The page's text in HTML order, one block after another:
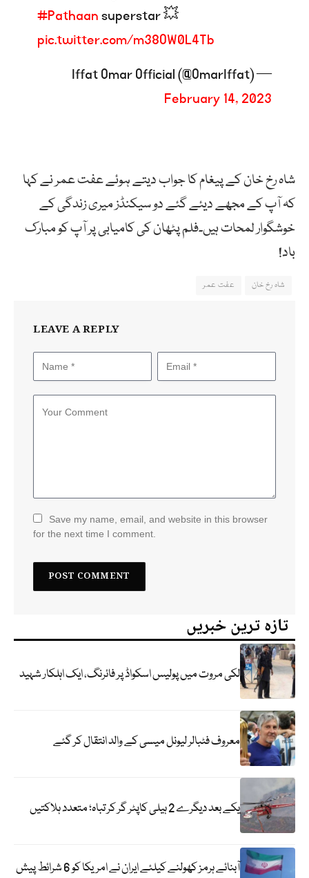
#Pathaansuperstar 💥
pic.twitter.com/m38OW0L4Tb
— Iffat Omar Official (@OmarIffat)
February 14, 2023
شاہ رخ خان کے پیغام کا جواب دیتے ہوئے عفت عمر نے کہا
کہ آپ کے مجھے دیئے گئے دو سیکنڈز میری زندگی کے
خوشگوار لمحات ہیں۔فلم پٹھان کی کامیابی پر آپ کو مبارک
باد!
شاہ رخ خان عفت عمر
LEAVE A REPLY
Save my name, email, and website in this browser
for the next time I comment.
تازہ ترین خبریں
لکی مروت میں پولیس اسکواڈ پر فائرنگ، ایک اہلکار شہید
معروف فٹبالر لیونل میسی کے والد انتقال کر گئے
یکے بعد دیگرے 2 ہیلی کاپٹر گر کر تباہ؛ متعدد ہلاکتیں
آبنائے ہرمز کھولنے کیلئے ایران نے امریکا کو 6 شرائط پیش